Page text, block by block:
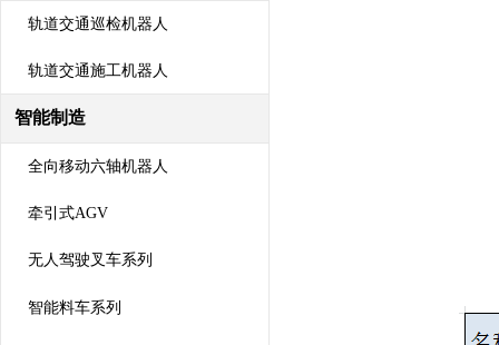
轨道交通巡检机器人
轨道交通施工机器人
智能制造
全向移动六轴机器人
牵引式AGV
无人驾驶叉车系列
智能料车系列